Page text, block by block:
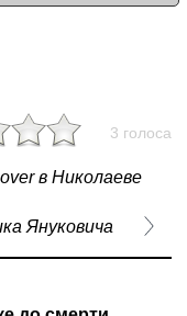
3 голоса
в Николаеве
Януковича